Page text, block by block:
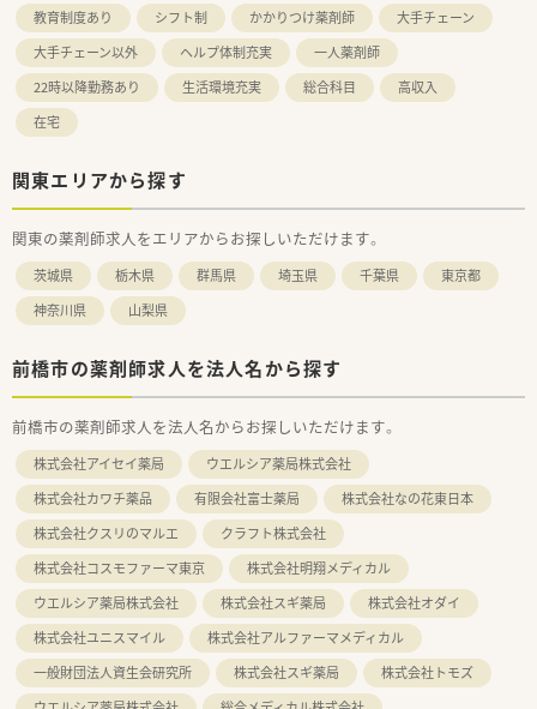
教育制度あり
シフト制 かかりつけ薬剤師
大手チェーン
大手チェーン以外
ヘルプ体制充実
一人薬剤師
22時以降勤務あり
生活環境充実 総合科目
高収入
在宅
関東エリアから探す
関東の薬剤師求人をエリアからお探しいただけます。
茨城県 栃木県 群馬県 埼玉県 千葉県
東京都
神奈川県
山梨県
前橋市の薬剤師求人を法人名から探す
前橋市の薬剤師求人を法人名からお探しいただけます。
株式会社アイセイ薬局
ウエルシア薬局株式会社
株式会社カワチ薬品
有限会社富士薬局
株式会社なの花東日本
株式会社クスリのマルエ
クラフト株式会社
株式会社コスモファーマ東京
株式会社明翔メディカル
ウエルシア薬局株式会社
株式会社スギ薬局
株式会社オダイ
株式会社ユニスマイル
株式会社アルファーマメディカル
一般財団法人資生会研究所
株式会社スギ薬局
株式会社トモズ